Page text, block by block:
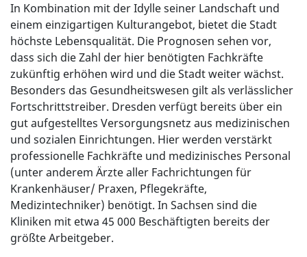
In Kombination mit der Idylle seiner Landschaft und
einem einzigartigen Kulturangebot, bietet die Stadt
höchste Lebensqualität. Die Prognosen sehen vor,
dass sich die Zahl der hier benötigten Fachkräfte
zukünftig erhöhen wird und die Stadt weiter wächst.
Besonders das Gesundheitswesen gilt als verlässlicher
Fortschrittstreiber. Dresden verfügt bereits über ein
gut aufgestelltes Versorgungsnetz aus medizinischen
und sozialen Einrichtungen. Hier werden verstärkt
professionelle Fachkräfte und medizinisches Personal
(unter anderem Ärzte aller Fachrichtungen für
Krankenhäuser/ Praxen, Pflegekräfte,
Medizintechniker) benötigt. In Sachsen sind die
Kliniken mit etwa 45 000 Beschäftigten bereits der
größte Arbeitgeber.